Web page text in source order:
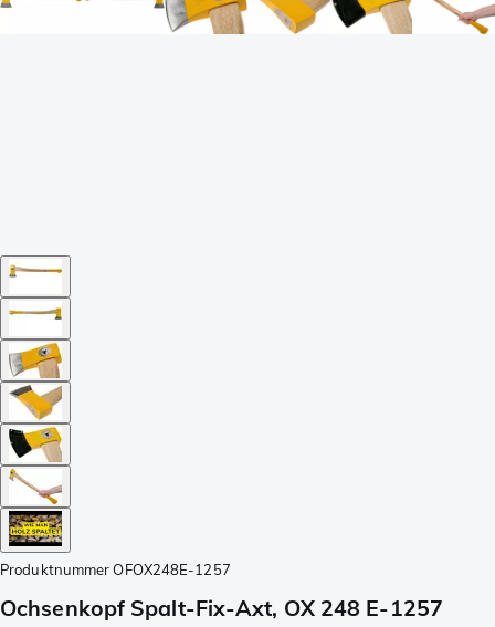
Produktnummer OFOX248E-1257
Ochsenkopf Spalt-Fix-Axt, OX 248 E-1257